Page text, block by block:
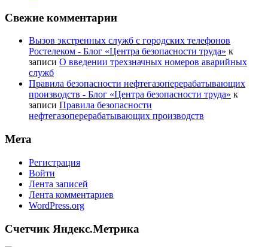
Свежие комментарии
Вызов экстренных служб с городских телефонов
Ростелеком - Блог «Центра безопасности труда» к
записи О введении трехзначных номеров аварийных
служб
Правила безопасности нефтегазоперерабатывающих
производств - Блог «Центра безопасности труда» к
записи Правила безопасности
нефтегазоперерабатывающих производств
Мета
Регистрация
Войти
Лента записей
Лента комментариев
WordPress.org
Счетчик Яндекс.Метрика